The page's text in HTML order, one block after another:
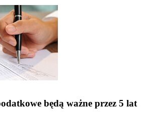
będą ważne przez 5 lat